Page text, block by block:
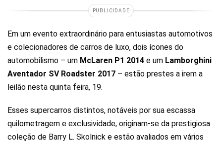
PUBLICIDADE
Em um evento extraordinário para entusiastas automotivos
e colecionadores de carros de luxo, dois ícones do
automobilismo – um McLaren P1 2014 e um Lamborghini
Aventador SV Roadster 2017 – estão prestes a irem a
leilão nesta quinta feira, 19.
Esses supercarros distintos, notáveis por sua escassa
quilometragem e exclusividade, originam-se da prestigiosa
coleção de Barry L. Skolnick e estão avaliados em vários